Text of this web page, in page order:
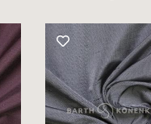
/
KONTAKTDATEN
ist das